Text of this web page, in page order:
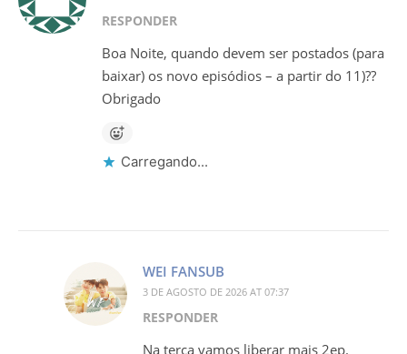
RESPONDER
Boa Noite, quando devem ser postados (para
baixar) os novo episódios – a partir do 11)??
Obrigado
Carregando...
WEI FANSUB
3 DE AGOSTO DE 2026 AT 07:37
RESPONDER
Na terça vamos liberar mais 2ep.